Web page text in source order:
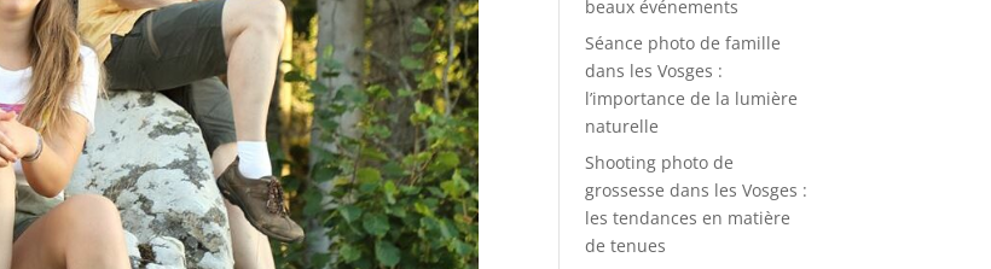
beaux événements
Séance photo de famille
dans les Vosges :
l’importance de la lumière
naturelle
Shooting photo de
grossesse dans les Vosges :
les tendances en matière
de tenues